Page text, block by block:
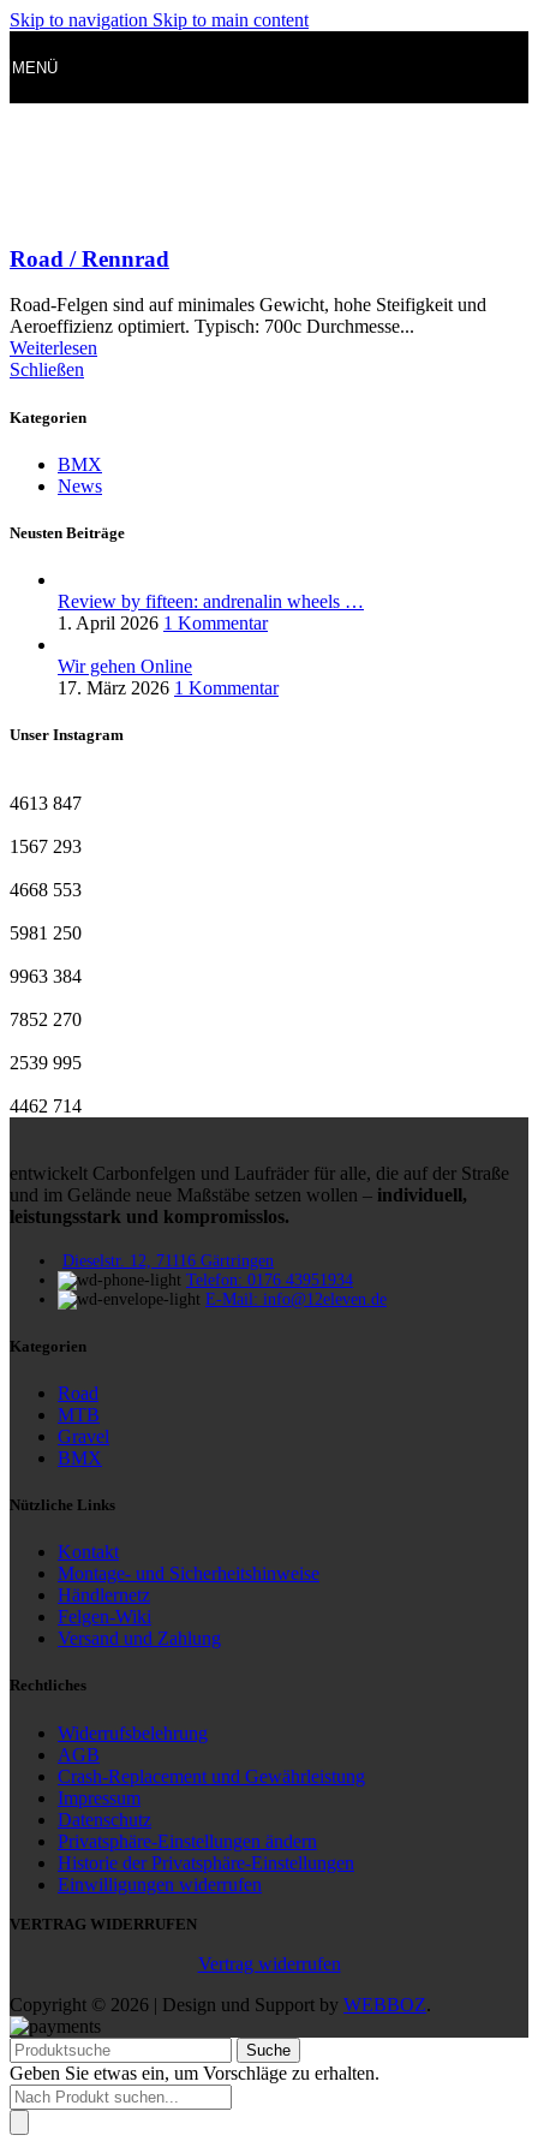
Skip to navigation Skip to main content
MENÜ
Road / Rennrad
Road-Felgen sind auf minimales Gewicht, hohe Steifigkeit und
Aeroeffizienz optimiert. Typisch: 700c Durchmesse...
Weiterlesen
Schließen
Kategorien
BMX
News
Neusten Beiträge
Review by fifteen: andrenalin wheels …
1. April 2026 1 Kommentar
Wir gehen Online
17. März 2026 1 Kommentar
Unser Instagram
4613 847
1567 293
4668 553
5981 250
9963 384
7852 270
2539 995
4462 714
entwickelt Carbonfelgen und Laufräder für alle, die auf der Straße
und im Gelände neue Maßstäbe setzen wollen – individuell,
leistungsstark und kompromisslos.
Dieselstr. 12, 71116 Gärtringen
Telefon: 0176 43951934
E-Mail: info@12eleven.de
Kategorien
Road
MTB
Gravel
BMX
Nützliche Links
Kontakt
Montage- und Sicherheitshinweise
Händlernetz
Felgen-Wiki
Versand und Zahlung
Rechtliches
Widerrufsbelehrung
AGB
Crash-Replacement und Gewährleistung
Impressum
Datenschutz
Privatsphäre-Einstellungen ändern
Historie der Privatsphäre-Einstellungen
Einwilligungen widerrufen
VERTRAG WIDERRUFEN
Vertrag widerrufen
Copyright © 2026 | Design und Support by WEBBOZ.
Suche
Geben Sie etwas ein, um Vorschläge zu erhalten.
Products
search